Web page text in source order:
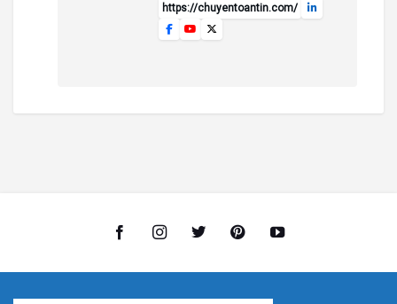
https://chuyentoantin.com/